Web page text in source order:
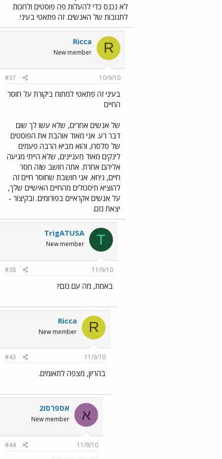
לא נכנס כדי להעלות פה פוסטים ולחכות
לתגובות של האנשים. זה פתאטי בעיני.
R
Ricca
New member
10/9/10
#37
בעיני זה פתאטי למתוח ביקורת על חוסר
החיים
של אנשים אחרים, שלא עשו לך שום
דבר רע. אני מאוד אוהבת את הפוסטים
של סלסרו, והוא מביא הרבה פעמים
לינקים מאוד מעניינים, שלא הייתי מגיעה
אליהם אחרת. אתה חושב שזה חסר
חיים, ניחא. אני חושבת שחוסר חיים זה
להוציא תיסכולים מהחיים האישיים שלך,
על אנשים אקראיים בפורומים. ובקיצור -
יצאת נזם.
T
TrigATUSA
New member
11/9/10
#38
באמת, מה עם נזם?
R
Ricca
New member
11/9/10
#43
בהריון, מצפה לתאומים.
א אספרסו2
New member
11/9/10
#44